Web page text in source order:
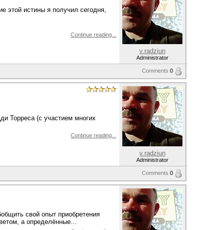
этой истины я получил сегодня,
Continue reading...
v.radziun
Administrator
Comments 0
Торреса (с участием многих
Continue reading...
v.radziun
Administrator
Comments 0
свой опыт приобретения
а определённые...